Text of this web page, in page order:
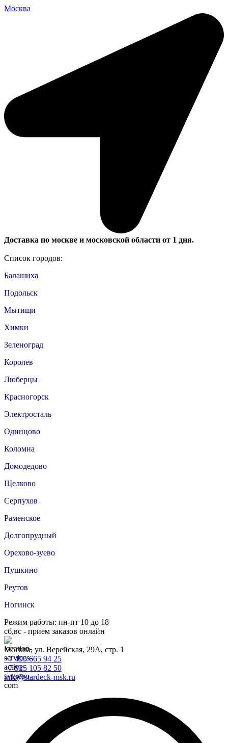
Москва
Доставка по москве и московской области от 1 дня.
Список городов:
Балашиха
Подольск
Мытищи
Химки
Зеленоград
Королев
Люберцы
Красногорск
Электросталь
Одинцово
Коломна
Домодедово
Щелково
Серпухов
Раменское
Долгопрудный
Орехово-зуево
Пушкино
Реутов
Ногинск
Режим работы: пн-пт 10 до 18
сб,вс - прием заказов онлайн
Москва, ул. Верейская, 29А, стр. 1
+7 495 665 94 25
+7 925 105 82 50
info@stardeck-msk.ru